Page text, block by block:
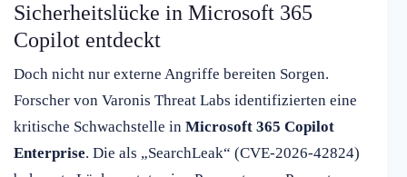
Sicherheitslücke in Microsoft 365
Copilot entdeckt
Doch nicht nur externe Angriffe bereiten Sorgen.
Forscher von Varonis Threat Labs identifizierten eine
kritische Schwachstelle in Microsoft 365 Copilot
Enterprise. Die als „SearchLeak“ (CVE-2026-42824)